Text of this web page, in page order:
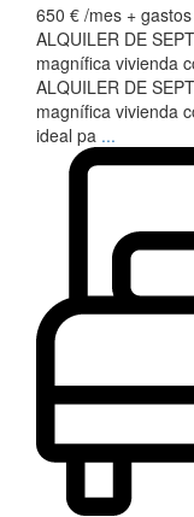
650 € /mes + gastos
ALQUILER DE
magnífica vivienda
ALQUILER DE
magnífica vivienda
ideal pa ...